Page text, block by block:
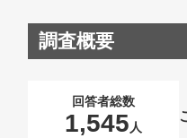
調査概要
回答者総数
1,545 人